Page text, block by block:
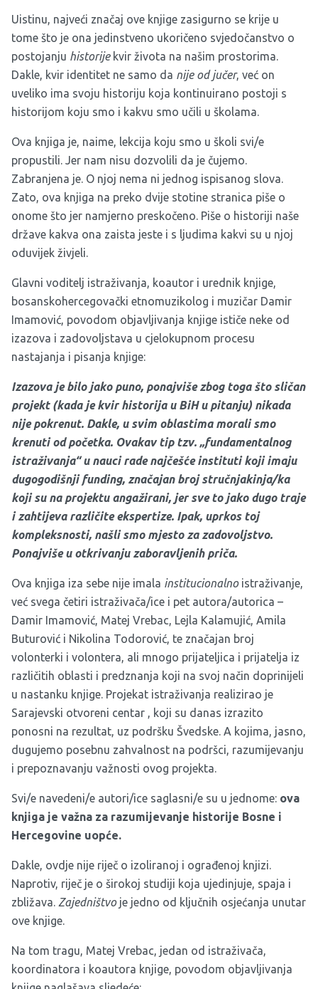
Uistinu, najveći značaj ove knjige zasigurno se krije u
tome što je ona jedinstveno ukoričeno svjedočanstvo o
postojanju historijekvir života na našim prostorima.
Dakle, kvir identitet ne samo da nije od jučer, već on
uveliko ima svoju historiju koja kontinuirano postoji s
historijom koju smo i kakvu smo učili u školama.
Ova knjiga je, naime, lekcija koju smo u školi svi/e
propustili. Jer nam nisu dozvolili da je čujemo.
Zabranjena je. O njoj nema ni jednog ispisanog slova.
Zato, ova knjiga na preko dvije stotine stranica piše o
onome što jer namjerno preskočeno. Piše o historiji naše
države kakva ona zaista jeste i s ljudima kakvi su u njoj
oduvijek živjeli.
Glavni voditelj istraživanja, koautor i urednik knjige,
bosanskohercegovački etnomuzikolog i muzičar Damir
Imamović, povodom objavljivanja knjige ističe neke od
izazova i zadovoljstava u cjelokupnom procesu
nastajanja i pisanja knjige:
Izazova je bilo jako puno, ponajviše zbog toga što sličan
projekt (kada je kvir historija u BiH u pitanju) nikada
nije pokrenut. Dakle, u svim oblastima morali smo
krenuti od početka. Ovakav tip tzv. „fundamentalnog
istraživanja“ u nauci rade najčešće instituti koji imaju
dugogodišnji funding, značajan broj stručnjakinja/ka
koji su na projektu angažirani, jer sve to jako dugo traje
i zahtijeva različite ekspertize. Ipak, uprkos toj
kompleksnosti, našli smo mjesto za zadovoljstvo.
Ponajviše u otkrivanju zaboravljenih priča.
Ova knjiga iza sebe nije imala institucionalnoistraživanje,
već svega četiri istraživača/ice i pet autora/autorica –
Damir Imamović, Matej Vrebac, Lejla Kalamujić, Amila
Buturović i Nikolina Todorović, te značajan broj
volonterki i volontera, ali mnogo prijateljica i prijatelja iz
različitih oblasti i predznanja koji na svoj način doprinijeli
u nastanku knjige. Projekat istraživanja realizirao je
Sarajevski otvoreni centar , koji su danas izrazito
ponosni na rezultat, uz podršku Švedske. A kojima, jasno,
dugujemo posebnu zahvalnost na podršci, razumijevanju
i prepoznavanju važnosti ovog projekta.
Svi/e navedeni/e autori/ice saglasni/e su u jednome: ova
knjiga je važna za razumijevanje historije Bosne i
Hercegovine uopće.
Dakle, ovdje nije riječ o izoliranoj i ograđenoj knjizi.
Naprotiv, riječ je o širokoj studiji koja ujedinjuje, spaja i
zbližava. Zajedništvo je jedno od ključnih osjećanja unutar
ove knjige.
Na tom tragu, Matej Vrebac, jedan od istraživača,
koordinatora i koautora knjige, povodom objavljivanja